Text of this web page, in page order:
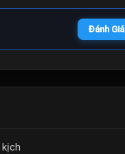
Đánh Giá